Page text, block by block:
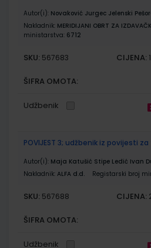
Autor(i): Novaković Jurgec Jelenski
Nakladnik: MERIDIJANI OBRT ZA
ministarstva: 6712
SKU: 567683 CIJENA:
ŠIFRA OMOTA:
Udžbenik
POVIJEST 3; udžbenik iz povijesti
Autor(i): Maja Katušić Stipe Ledić Ivan
Nakladnik: ALFA d.d. Registarski broj
SKU: 567688 CIJENA:
ŠIFRA OMOTA:
Udžbenik